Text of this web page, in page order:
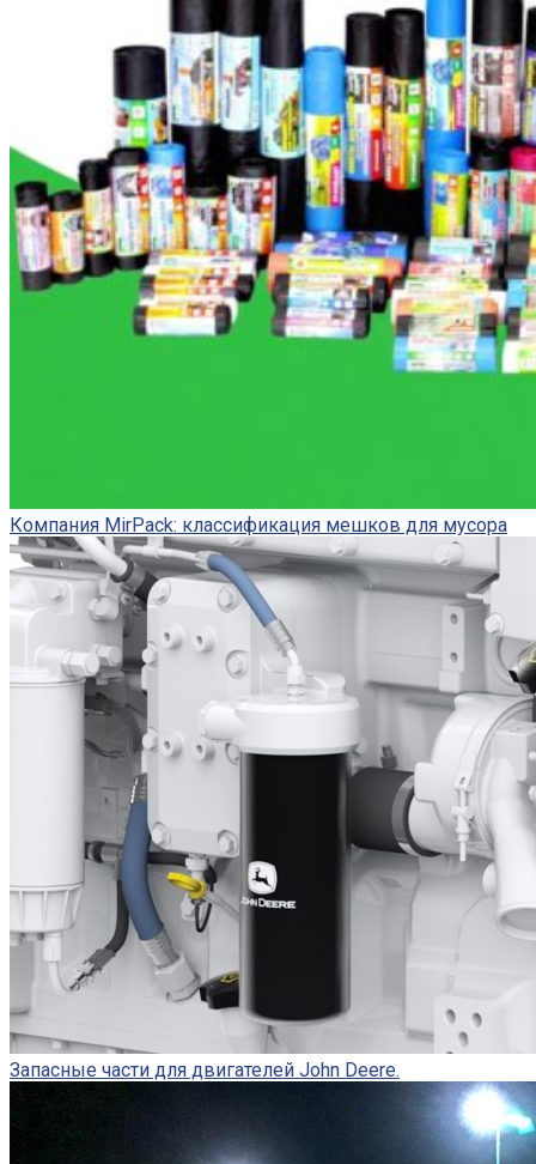
Компания МirРack: классификация мешков для мусора
Запасные части для двигателей John Deere.